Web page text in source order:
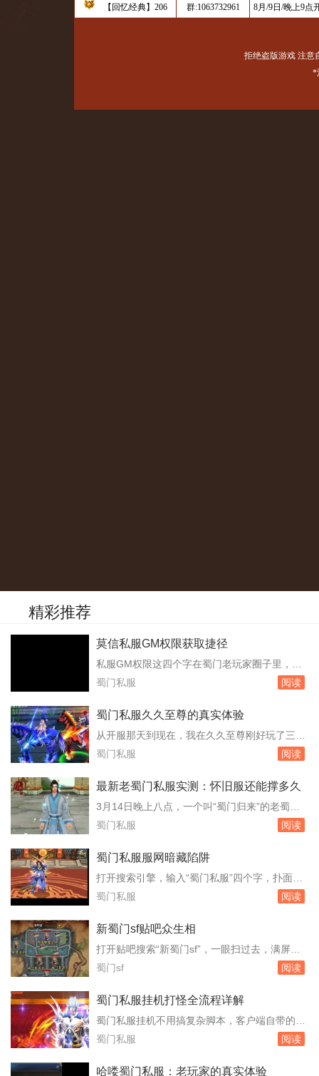
精彩推荐
莫信私服GM权限获取捷径
私服GM权限这四个字在蜀门老玩家圈子里，隔
一阵就会冒出来一次。有人发帖卖教程，有人晒
号“拿”了。这些消息看多了，难免有人动心，想
性。但冷静下来看，所谓获取GM权限的路子，
十有八九是骗局，剩下那一点，踩进去就是刑事
蜀门私服 阅读
蜀门私服久久至尊的真实体验
从开服那天到现在，我在久久至尊刚好玩了三个
月。账号里那个峨眉角色停在九十三级，装备是
三，镶嵌的石头全是五级。之所以选这个服，是
看，晚上八点成都城摆摊的玩家把路堵得严严实
实，飞剑坐骑的光效几乎盖住了地面。这种热闹
蜀门私服 阅读
最新老蜀门私服实测：怀旧服还能撑多久
3月14日晚上八点，一个叫“蜀门归来”的老蜀门
私服无声无息地开服了。没有官网公告，没有广
一时间挤进去，发现服务器列表里已经排了三百
年。玩了一周，我把它当成一个活样本，想看看
这款快二十年的游戏，换了私服运营后到底还
蜀门私服 阅读
蜀门私服服网暗藏陷阱
打开搜索引擎，输入“蜀门私服”四个字，扑面而
来的是大量标榜“独家版本”“无限元宝”“上线满
甚至直接盗用官方标识，让人难以分辨。它们便
业。许多玩家在这里不仅没体验到游戏乐趣，反
而掉了账号，丢了钱财。私服的架设并不复
蜀门私服 阅读
新蜀门sf贴吧众生相
打开贴吧搜索“新蜀门sf”，一眼扫过去，满屏
的“开服”“版本”“老玩家回归”。这个吧不长不短的
沉在底部长着青苔，但每天仍有新帖冒出来，像
凸不平，但灯火始终亮着。吧里最常见的一种帖
子，是“新人求助”。发帖的人多半从官网...
蜀门sf 阅读
蜀门私服挂机打怪全流程详解
蜀门私服挂机不用搞复杂脚本，客户端自带的自
动战斗系统已经能把日常刷怪覆盖到位。你只要
一整晚不翻车的概率能有八成以上。这里直接按
蜀门私服 阅读
哈喽蜀门私服：老玩家的真实体验